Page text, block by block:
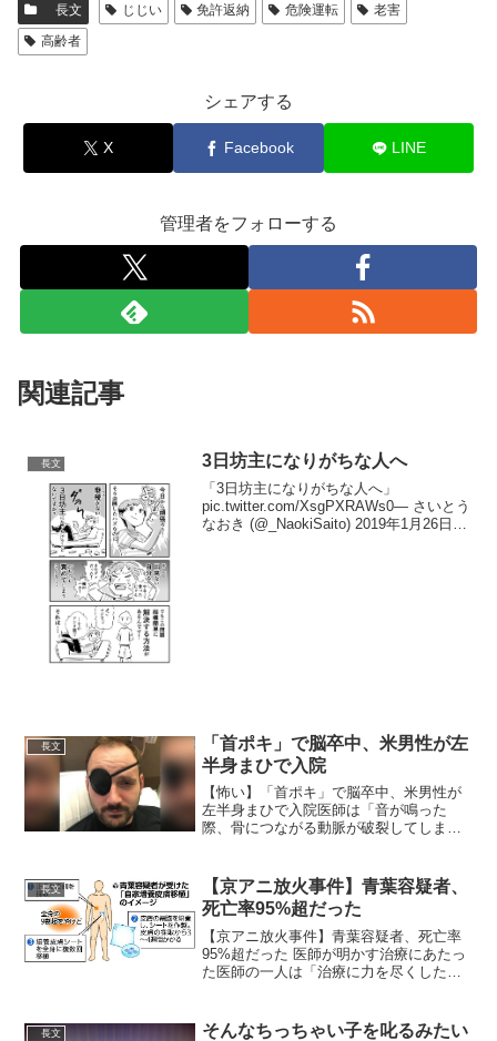
長文 じじい 免許返納 危険運転
老害
高齢者
シェアする
X Facebook LINE
管理者をフォローする
関連記事
長文 3日坊主になりがちな人へ
「3日坊主になりがちな人へ」
pic.twitter.com/XsgPXRAWs0— さいとう
なおき (@_NaokiSaito) 2019年1月26日だ
長文
「首ポキ」で脳卒中、米男性が左
半身まひで入院
【怖い】「首ポキ」で脳卒中、米男性が
左半身まひで入院医師は「音が鳴った
際、骨につながる動脈が破裂してしまっ
pic.twitter.com/VHPLG8Rj2L— ライブド
ア...
長文
【京アニ放火事件】青葉容疑者、
死亡率95%超だった
【京アニ放火事件】青葉容疑者、死亡率
95%超だった 医師が明かす治療にあたっ
た医師の一人は「治療に力を尽くしたの
pic.twitter.com/czSuISPd9y— ライブド...
長文
そんなちっちゃい子を叱るみたい